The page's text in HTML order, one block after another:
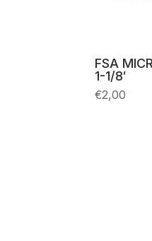
FSA
1-1/8′
€2,00